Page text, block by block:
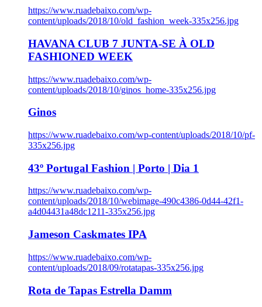
https://www.ruadebaixo.com/wp-
content/uploads/2018/10/old_fashion_week-335x256.jpg
HAVANA CLUB 7 JUNTA-SE À OLD
FASHIONED WEEK
https://www.ruadebaixo.com/wp-
content/uploads/2018/10/ginos_home-335x256.jpg
Ginos
https://www.ruadebaixo.com/wp-content/uploads/2018/10/pf-
335x256.jpg
43º Portugal Fashion | Porto | Dia 1
https://www.ruadebaixo.com/wp-
content/uploads/2018/10/webimage-490c4386-0d44-42f1-
a4d04431a48dc1211-335x256.jpg
Jameson Caskmates IPA
https://www.ruadebaixo.com/wp-
content/uploads/2018/09/rotatapas-335x256.jpg
Rota de Tapas Estrella Damm